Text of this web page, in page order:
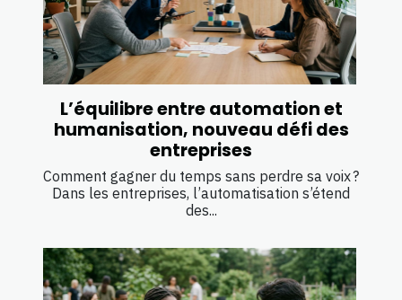
L’équilibre entre automation et
humanisation, nouveau défi des
entreprises
Comment gagner du temps sans perdre sa voix ?
Dans les entreprises, l’automatisation s’étend
des...